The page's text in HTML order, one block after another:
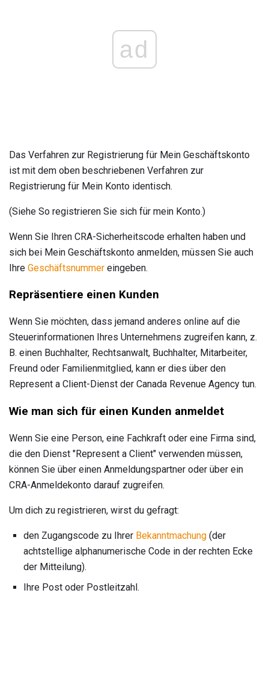
ad
Das Verfahren zur Registrierung für Mein Geschäftskonto
ist mit dem oben beschriebenen Verfahren zur
Registrierung für Mein Konto identisch.
(Siehe So registrieren Sie sich für mein Konto.)
Wenn Sie Ihren CRA-Sicherheitscode erhalten haben und
sich bei Mein Geschäftskonto anmelden, müssen Sie auch
Ihre Geschäftsnummer eingeben.
Repräsentiere einen Kunden
Wenn Sie möchten, dass jemand anderes online auf die
Steuerinformationen Ihres Unternehmens zugreifen kann, z.
B. einen Buchhalter, Rechtsanwalt, Buchhalter, Mitarbeiter,
Freund oder Familienmitglied, kann er dies über den
Represent a Client-Dienst der Canada Revenue Agency tun.
Wie man sich für einen Kunden anmeldet
Wenn Sie eine Person, eine Fachkraft oder eine Firma sind,
die den Dienst "Represent a Client" verwenden müssen,
können Sie über einen Anmeldungspartner oder über ein
CRA-Anmeldekonto darauf zugreifen.
Um dich zu registrieren, wirst du gefragt:
den Zugangscode zu Ihrer Bekanntmachung (der
achtstellige alphanumerische Code in der rechten Ecke
der Mitteilung).
Ihre Post oder Postleitzahl.